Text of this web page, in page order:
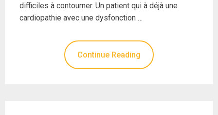
difficiles à contourner. Un patient qui à déjà une
cardiopathie avec une dysfonction …
Continue Reading